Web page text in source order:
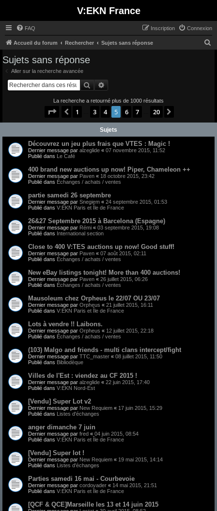
V:EKN France
FAQ Connexion
Inscription
Accueil du forum Rechercher Sujets sans réponse
h
e
Sujets sans réponse
Aller sur la recherche avancée
Rechercher
La recherche a retourné plus de 1000 résultats
Page sur 20
Précédent
1 3 4 5 6 7 20
Sujets
Découvrez un jeu plus frais que VTES : Magic !
Dernier message par alzeglide « 07 novembre 2015, 11:52
Publié dans Le Café
400 brand new auctions up now! Piper, Chameleon ++
Dernier message par Paven « 18 octobre 2015, 23:42
Publié dans Échanges / achats / ventes
partie samedi 26 septembre
Dernier message par Snegiem « 24 septembre 2015, 01:53
Publié dans V:EKN Paris et Île de France
26&27 Septembre 2015 à Barcelona (Espagne)
Dernier message par Rémi « 03 septembre 2015, 19:08
Publié dans International section
Close to 400 V:TES auctions up now! Good stuff!
Dernier message par Paven « 07 août 2015, 02:11
Publié dans Échanges / achats / ventes
New eBay listings tonight! More than 400 auctions!
Dernier message par Paven « 26 juillet 2015, 06:26
Publié dans Échanges / achats / ventes
Mausoleum chez Orpheus le 22/07 OU 23/07
Dernier message par Orpheus « 21 juillet 2015, 16:11
Publié dans V:EKN Paris et Île de France
Lots à vendre !! Laibons.
Dernier message par Orpheus « 12 juillet 2015, 22:18
Publié dans Échanges / achats / ventes
(103) Malgo and friends - multi clans intercept/fight
Dernier message par TTC_master « 08 juillet 2015, 11:50
Publié dans Bibliodèque
Villes de l'Est : viendez au CF 2015 !
Dernier message par alzeglide « 22 juin 2015, 17:40
Publié dans V:EKN Nord-Est
[Vendu] Super Lot v2
Dernier message par New Requiem « 17 juin 2015, 15:29
Publié dans Listes d'échanges
anger dimanche 7 juin
Dernier message par fred « 04 juin 2015, 08:54
Publié dans V:EKN Paris et Île de France
[Vendu] Super lot !
Dernier message par New Requiem « 19 mai 2015, 14:14
Publié dans Listes d'échanges
Parties samedi 16 mai - Courbevoie
Dernier message par cordovader « 14 mai 2015, 21:51
Publié dans V:EKN Paris et Île de France
[QCF & QCE]Marseille les 13 et 14 juin 2015